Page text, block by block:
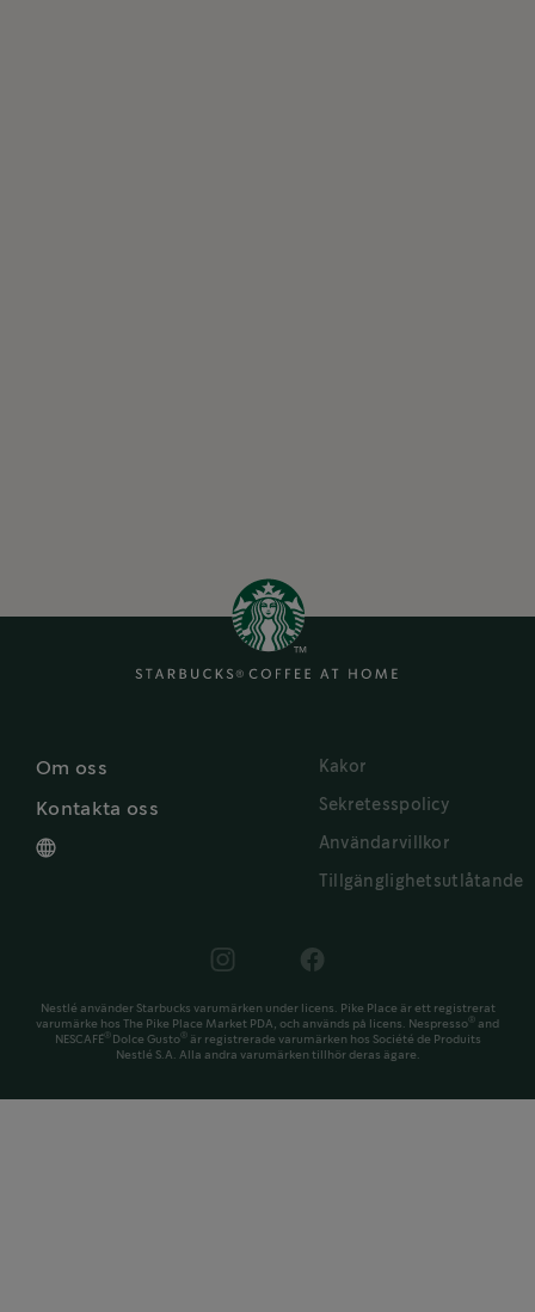
Om oss
Kontakta oss
Kakor
Sekretesspolicy
Användarvillkor
Tillgänglighetsutlåtande
Nestlé använder Starbucks varumärken under licens. Pike Place är ett registrerat
varumärke hos The Pike Place Market PDA, och används på licens. Nespresso® and
NESCAFÉ®Dolce Gusto®är registrerade varumärken hos Société de Produits
Nestlé S.A. Alla andra varumärken tillhör deras ägare.